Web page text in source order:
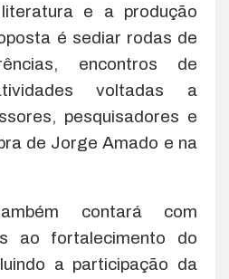
e a produção
é sediar rodas de
encontros de
voltadas a
pesquisadores e
de Jorge Amado e na
contará com
ao fortalecimento do
a participação da